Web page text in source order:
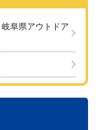
阜県アウトドア